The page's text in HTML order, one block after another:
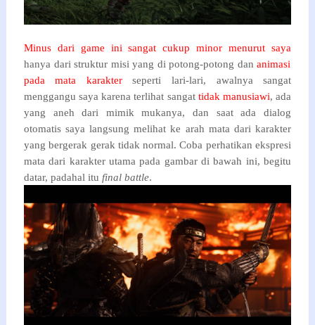
Minus dari game ini sangat cukup minor menurut saya
hanya dari struktur misi yang di potong-potong dananimasi
pada mata karakterseperti lari-lari, awalnya sangat
menggangu saya karena terlihat sangat tidak manusiawi, ada
yang aneh dari mimik mukanya, dan saat ada dialog
otomatis saya langsung melihat ke arah mata dari karakter
yang bergerak gerak tidak normal. Coba perhatikan ekspresi
mata dari karakter utama pada gambar di bawah ini, begitu
datar, padahal itu final battle.